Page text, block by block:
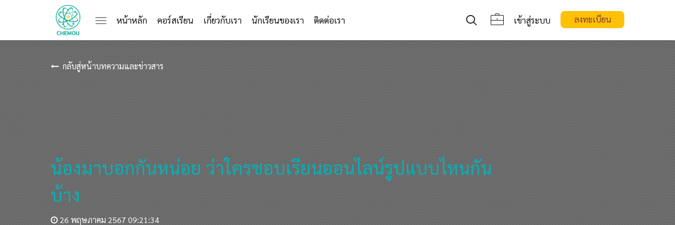
หน้าหลัก(current)
คอร์สเรียน เกี่ยวกับเรา นักเรียนของเรา ติดต่อเรา เข้าสู่ระบบ ลงทะเบียน
กลับสู่หน้าบทความและข่าวสาร
น้องมาบอกกันหน่อย ว่าใครชอบเรียนออนไลน์รูปแบบไหนกัน
บ้าง
26 พฤษภาคม 2567 09:21:34